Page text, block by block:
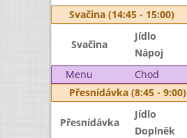
Svačina (14:45 - 15:00)
Svačina
Jídlo
Nápoj
Menu
Chod
Přesnídávka (8:45 - 9:00)
Přesnídávka
Jídlo
Doplněk